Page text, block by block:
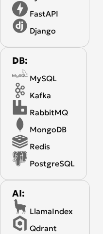
FastAPI
Django
DB:
MySQL
Kafka
RabbitMQ
MongoDB
Redis
PostgreSQL
AI:
LlamaIndex
Qdrant